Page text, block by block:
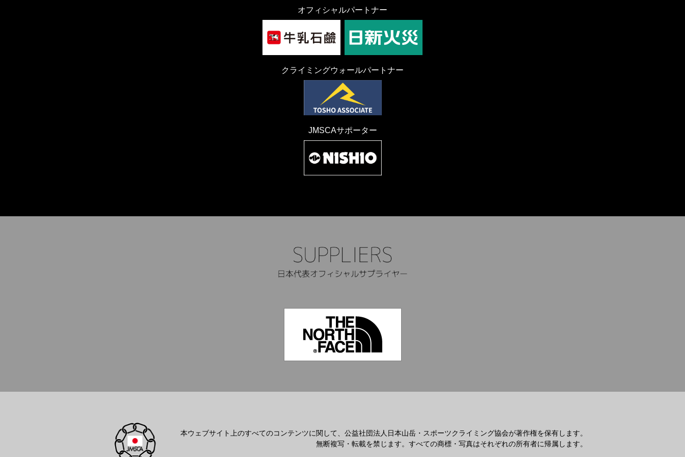
オフィシャルパートナー
クライミングウォールパートナー
JMSCAサポーター
本ウェブサイト上のすべてのコンテンツに関して、公益社団法人日本山岳・スポーツクライミング協会が著作権を保有します。
無断複写・転載を禁じます。すべての商標・写真はそれぞれの所有者に帰属します。